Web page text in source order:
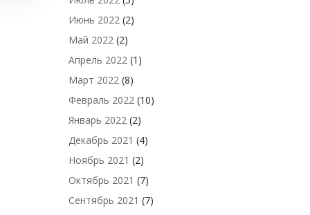
Июнь 2022 (2)
Май 2022 (2)
Апрель 2022 (1)
Март 2022 (8)
Февраль 2022 (10)
Январь 2022 (2)
Декабрь 2021 (4)
Ноябрь 2021 (2)
Октябрь 2021 (7)
Сентябрь 2021 (7)